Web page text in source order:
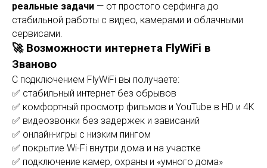
реальные задачи — от простого серфинга до
стабильной работы с видео, камерами и облачными
сервисами.
🚀 Возможности интернета FlyWiFi в
Званово
С подключением FlyWiFi вы получаете:
✅ стабильный интернет без обрывов
✅ комфортный просмотр фильмов и YouTube в HD и 4K
✅ видеозвонки без задержек и зависаний
✅ онлайн-игры с низким пингом
✅ покрытие Wi-Fi внутри дома и на участке
✅ подключение камер, охраны и «умного дома»